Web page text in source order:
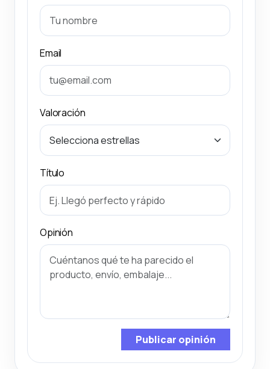
Email
Valoración
Título
Opinión
Publicar opinión